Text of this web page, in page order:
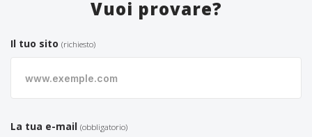
Vuoi provare?
Il tuo sito (richiesto)
La tua e-mail (obbligatorio)